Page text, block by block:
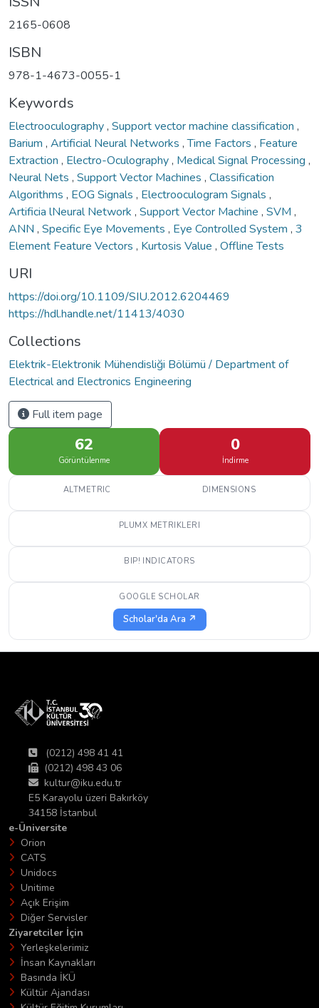
2165-0608
ISBN
978-1-4673-0055-1
Keywords
Electrooculography, Support vector machine classification ,
Barium , Artificial Neural Networks ,Time Factors , Feature
Extraction , Electro-Oculography, Medical Signal Processing ,
Neural Nets , Support Vector Machines , Classification
Algorithms , EOG Signals , Electrooculogram Signals ,
Artificia lNeural Network , Support Vector Machine , SVM ,
ANN , Specific Eye Movements , Eye Controlled System , 3
Element Feature Vectors , Kurtosis Value , Offline Tests
URI
https://doi.org/10.1109/SIU.2012.6204469
https://hdl.handle.net/11413/4030
Collections
Elektrik-Elektronik Mühendisliği Bölümü / Department of
Electrical and Electronics Engineering
Full item page
62
Görüntülenme
0
İndirme
ALTMETRIC DIMENSIONS
PLUMX METRIKLERI
BIP! INDICATORS
GOOGLE SCHOLAR
Scholar'da Ara ↗
(0212) 498 41 41
(0212) 498 43 06
kultur@iku.edu.tr
E5 Karayolu üzeri Bakırköy
34158 İstanbul
e-Üniversite
Orion
CATS
Unidocs
Unitime
Açık Erişim
Diğer Servisler
Ziyaretciler İçin
Yerleşkelerimiz
İnsan Kaynakları
Basında İKÜ
Kültür Ajandası